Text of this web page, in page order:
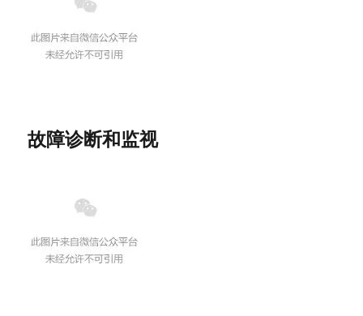
故障诊断和监视